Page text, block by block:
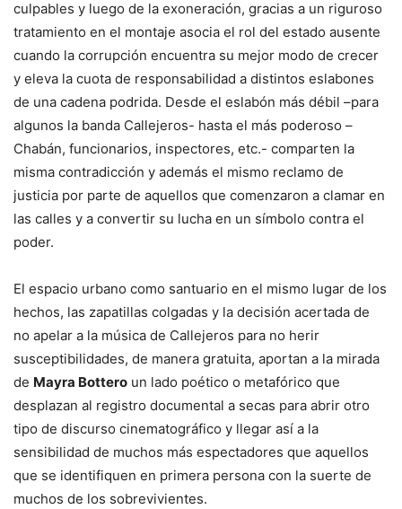
culpables y luego de la exoneración, gracias a un riguroso
tratamiento en el montaje asocia el rol del estado ausente
cuando la corrupción encuentra su mejor modo de crecer
y eleva la cuota de responsabilidad a distintos eslabones
de una cadena podrida. Desde el eslabón más débil –para
algunos la banda Callejeros- hasta el más poderoso –
Chabán, funcionarios, inspectores, etc.- comparten la
misma contradicción y además el mismo reclamo de
justicia por parte de aquellos que comenzaron a clamar en
las calles y a convertir su lucha en un símbolo contra el
poder.
El espacio urbano como santuario en el mismo lugar de los
hechos, las zapatillas colgadas y la decisión acertada de
no apelar a la música de Callejeros para no herir
susceptibilidades, de manera gratuita, aportan a la mirada
de Mayra Bottero un lado poético o metafórico que
desplazan al registro documental a secas para abrir otro
tipo de discurso cinematográfico y llegar así a la
sensibilidad de muchos más espectadores que aquellos
que se identifiquen en primera persona con la suerte de
muchos de los sobrevivientes.